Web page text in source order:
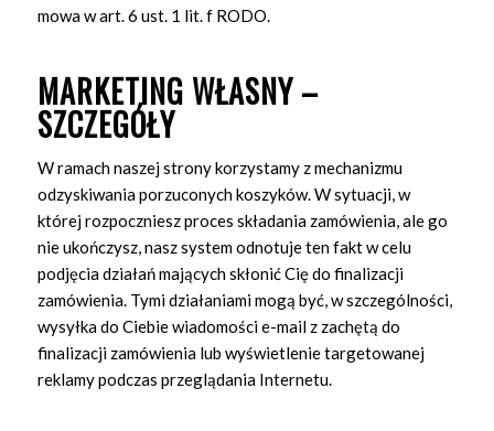
mowa w art. 6 ust. 1 lit. f RODO.
MARKETING WŁASNY –
SZCZEGÓŁY
W ramach naszej strony korzystamy z mechanizmu
odzyskiwania porzuconych koszyków. W sytuacji, w
której rozpoczniesz proces składania zamówienia, ale go
nie ukończysz, nasz system odnotuje ten fakt w celu
podjęcia działań mających skłonić Cię do finalizacji
zamówienia. Tymi działaniami mogą być, w szczególności,
wysyłka do Ciebie wiadomości e-mail z zachętą do
finalizacji zamówienia lub wyświetlenie targetowanej
reklamy podczas przeglądania Internetu.